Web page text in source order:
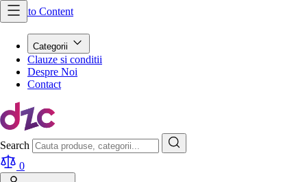
Skip to Content
Categorii
Clauze si conditii
Despre Noi
Contact
Search
0